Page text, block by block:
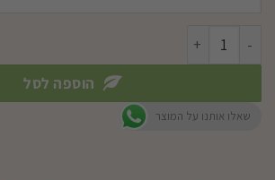
כמות של עציץ מרובע דמוי חרס פסים
הוספה לסל
שאלו אותנו על המוצר